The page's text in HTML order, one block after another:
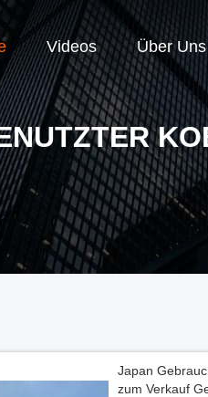
Videos Über Uns
Japan
zum Verkauf